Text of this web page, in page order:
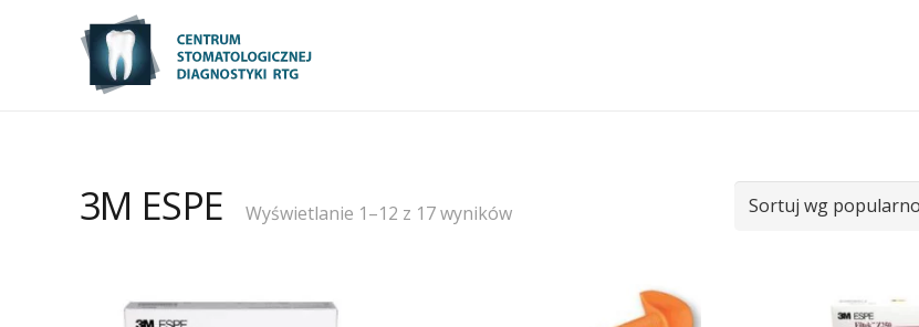
3M ESPE Wyświetlanie 1–12 z 17 wyników